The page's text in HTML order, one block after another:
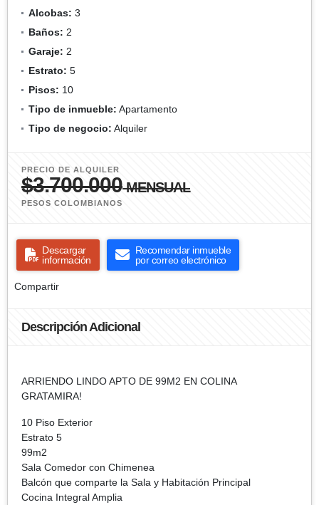
Alcobas: 3
Baños: 2
Garaje: 2
Estrato: 5
Pisos: 10
Tipo de inmueble: Apartamento
Tipo de negocio: Alquiler
PRECIO DE ALQUILER
$3.700.000MENSUAL
PESOS COLOMBIANOS
Descargar
información
Recomendar inmueble
por correo electrónico
Compartir
Descripción Adicional
ARRIENDO LINDO APTO DE 99M2 EN COLINA
GRATAMIRA!
10 Piso Exterior
Estrato 5
99m2
Sala Comedor con Chimenea
Balcón que comparte la Sala y Habitación Principal
Cocina Integral Amplia